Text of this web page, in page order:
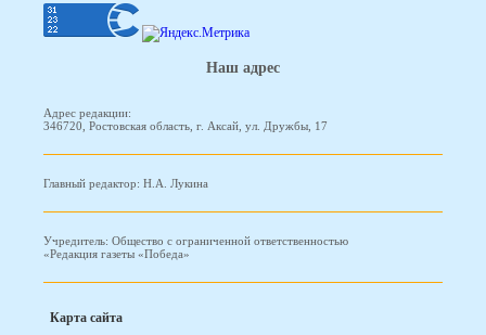
Наш адрес
Адрес редакции:
346720, Ростовская область, г. Аксай, ул. Дружбы, 17
Главный редактор: Н.А. Лукина
Учредитель: Общество с ограниченной ответственностью
«Редакция газеты «Победа»
Карта сайта